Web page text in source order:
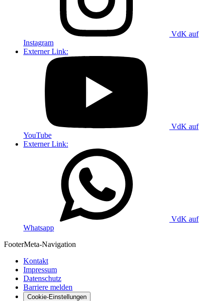
VdK auf
Instagram
Externer Link:
VdK auf
YouTube
Externer Link:
VdK auf
Whatsapp
FooterMeta-Navigation
Kontakt
Impressum
Datenschutz
Barriere melden
Cookie-Einstellungen